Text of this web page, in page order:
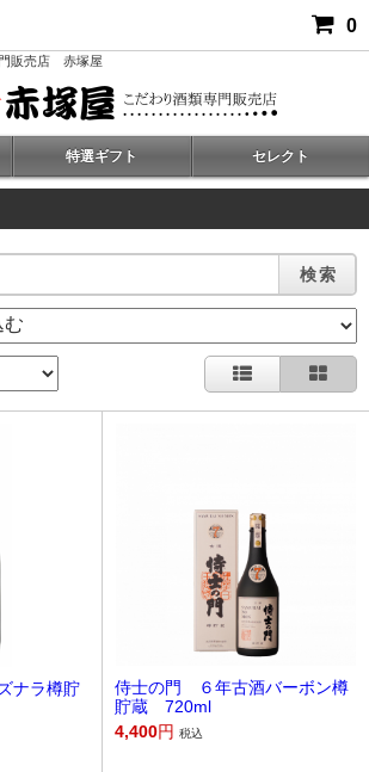
0
販売店 赤塚屋
特選ギフト セレクト
検索
ナラ樽貯
侍士の門 ６年古酒バーボン樽
貯蔵 720ml
4,400円 税込